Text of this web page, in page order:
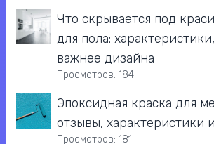
Что скрывается под
для пола:
важнее дизайна
Просмотров: 184
Эпоксидная краска для
отзывы, характеристики
Просмотров: 181